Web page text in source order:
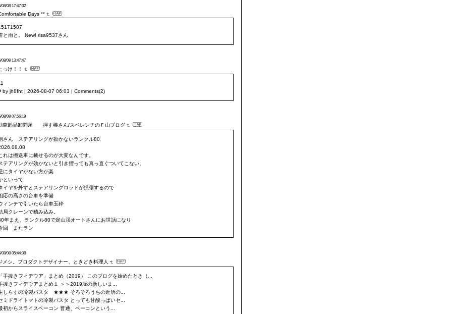
08/08 17:47:32
Days **
と雨と。 New! risa9537さん
08/08 13:47:47
っけ！！
by jh8fht | 2026-08-07 06:03 | Comments(2)
08/08 07:56:19
車部品卸問屋 押す棒さん/スベレンチのＦ山ブログ
さん ステアリングが効かないランクル80
れは搬送車に載せるのが大変なんです。
テアリングが効かないと引き摺っても真っ直ぐついてこない。
にタイヤがない方が楽
といって
イヤを外すとステアリングロッドが損傷するので
応の高さの台車を準備
ィンチで引いたら台車玉砕
局クレーンで積み込み。
年まえ、ランクル80で定山渓オートさんにお世話になり
回 またラン
08/08 05:44:08
メシ。プロダクトデザイナー、ときどき料理人
「手抜きフィデウア」まとめ（2019） このブログを始めたとき（...
抜きフィデウアまとめ１ ＞＞2019版の新しいま...
しらすの冷製パスタ ★★★ そろそろうちの近所の...
ミドライトマトの冷製パスタ とっても甘酸っぱいセ...
初からスライスベーコン 普通、ベーコンという...